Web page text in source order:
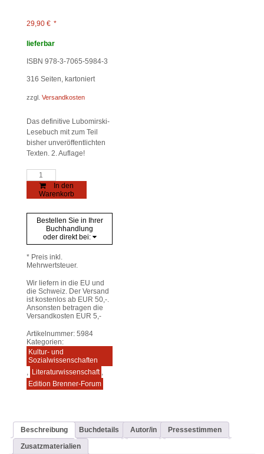
29,90 € *
lieferbar
ISBN 978-3-7065-5984-3
316 Seiten, kartoniert
zzgl. Versandkosten
Das definitive Lubomirski-
Lesebuch mit zum Teil
bisher unveröffentlichten
Texten. 2. Auflage!
Lubomirski
Träumer,
Realist
Menge
In den
Warenkorb
Bestellen Sie in Ihrer
Buchhandlung
oder direkt bei:
* Preis inkl.
Mehrwertsteuer.
Wir liefern in die EU und
die Schweiz. Der Versand
ist kostenlos ab EUR 50,-.
Ansonsten betragen die
Versandkosten EUR 5,-
Artikelnummer: 5984
Kategorien:
Kultur- und
Sozialwissenschaften
, Literaturwissenschaft ,
Edition Brenner-Forum
Beschreibung Buchdetails Autor/in
Pressestimmen
Zusatzmaterialien